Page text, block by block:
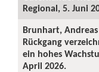
Regional, 5. Juni
Brunhart,
Rückgang
ein hohes
April 2026.